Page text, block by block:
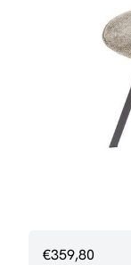
€359,80